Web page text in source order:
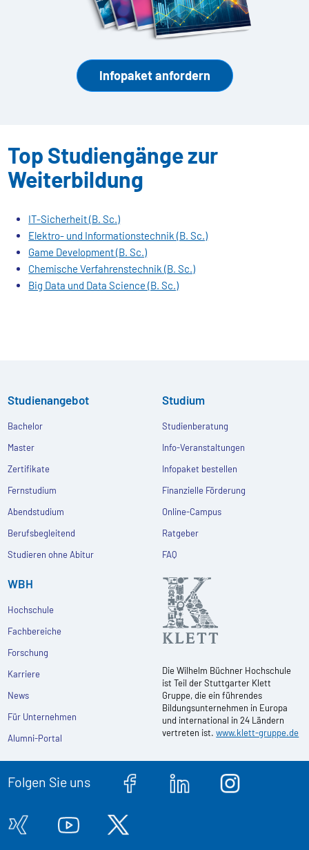
Infopaket anfordern
Top Studiengänge zur
Weiterbildung
IT-Sicherheit (B. Sc.)
Elektro- und Informationstechnik (B. Sc.)
Game Development (B. Sc.)
Chemische Verfahrenstechnik (B. Sc.)
Big Data und Data Science (B. Sc.)
Studienangebot
Bachelor
Master
Zertifikate
Fernstudium
Abendstudium
Berufsbegleitend
Studieren ohne Abitur
Studium
Studienberatung
Info-Veranstaltungen
Infopaket bestellen
Finanzielle Förderung
Online-Campus
Ratgeber
FAQ
WBH
Hochschule
Fachbereiche
Forschung
Karriere
News
Für Unternehmen
Alumni-Portal
Die Wilhelm Büchner Hochschule
ist Teil der Stuttgarter Klett
Gruppe, die ein führendes
Bildungsunternehmen in Europa
und international in 24 Ländern
vertreten ist.www.klett-gruppe.de
Folgen Sie uns